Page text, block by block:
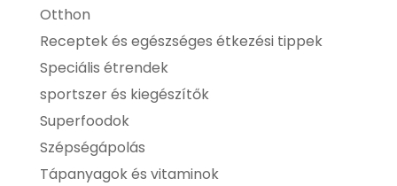
Otthon
Receptek és egészséges étkezési tippek
Speciális étrendek
sportszer és kiegészítők
Superfoodok
Szépségápolás
Tápanyagok és vitaminok